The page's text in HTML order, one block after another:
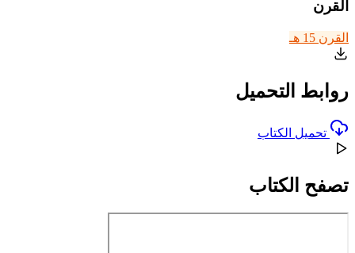
القرن
القرن 15 هـ
روابط التحميل
تحميل الكتاب
تصفح الكتاب